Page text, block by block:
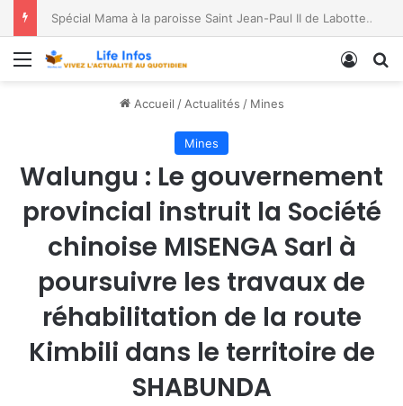
Spécial Mama à la paroisse Saint Jean-Paul II de Labotte, dans le diocèse de Bukavu
Menu
Accueil / Actualités / Mines
Mines
Walungu : Le gouvernement
provincial instruit la Société
chinoise MISENGA Sarl à
poursuivre les travaux de
réhabilitation de la route
Kimbili dans le territoire de
SHABUNDA